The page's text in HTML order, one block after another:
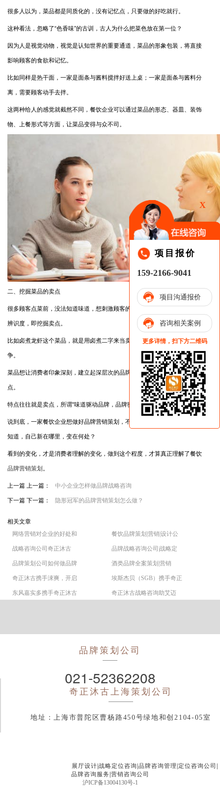
很多人以为，菜品都是同质化的，没有记忆点，只要做的好吃就行。
这种看法，忽略了“色香味”的古训，古人为什么把菜色放在第一位？
因为人是视觉动物，视觉是认知世界的重要通道，菜品的形象包装，将直接
影响顾客的食欲和记忆。
比如同样是热干面，一家是面条与酱料搅拌好送上桌；一家是面条与酱料分
离，需要顾客动手去拌。
这两种给人的感觉就截然不同，餐饮企业可以通过菜品的形态、器皿、装饰
物、上餐形式等方面，让菜品变得与众不司。
二、挖掘菜品的卖点
很多顾客点菜前，没法知道味道，想刺激顾客的购买欲，必须增加菜品本身
辨识度，即挖掘卖点。
比如卤煮龙虾这个菜品，就是用卤煮二字来当卖点，避开同类小龙虾的竞
争。
菜品想让消费者印象深刻，建立起深层次的品牌认知，就必须突出自己的特
点。
特点往往就是卖点，所谓“味道驱动品牌，品牌驱动意识”，就是这个道理。
说到底，一家餐饮企业想做好品牌营销策划，不但要求新求变，更要让市场
知道，自己新在哪里，变在何处？
看到的变化，才是消费者理解的变化，做到这个程度，才算真正理解了餐饮
品牌营销策划 。
上一篇 上一篇： 中小企业怎样做品牌战略咨询
下一篇 下一篇： 隐形冠军的品牌营销策划怎么做？
相关文章
网络营销对企业的好处和
餐饮品牌策划|营销|设计公
战略咨询公司奇正沐古 品牌战略咨询公司|战略定
品牌策划公司如何做品牌 酒类品牌全案策划|营销
奇正沐古携手涑爽，开启 埃斯杰贝（SGB）携手奇正
东风嘉实多携手奇正沐古 奇正沐古战略咨询助艾迈
奇正沐古上海策划公司
地址：上海市普陀区曹杨路450号绿地和创2104-05室
品牌策划公司
021-52362208
展厅设计 战略定位咨询 品牌咨询管理 定位咨询公司
品牌咨询服务 营销咨询公司
沪ICP备13004130号-1
X
项目报价
159-2166-9041
项目沟通报价
咨询相关案例
更多详情，扫下方二维码